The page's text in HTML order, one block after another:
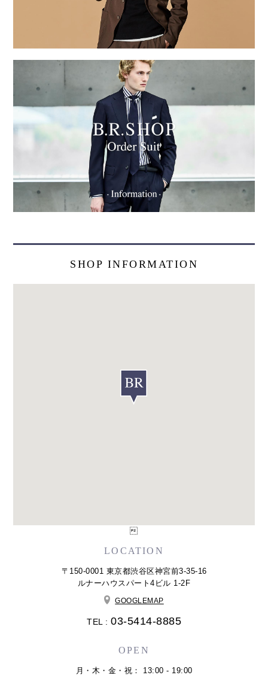
SHOP INFORMATION
LOCATION
〒150-0001 東京都渋谷区神宮前3-35-16
ルナーハウスパート4ビル 1-2F
GOOGLEMAP
TEL : 03-5414-8885
OPEN
月・木・金・祝： 13:00 - 19:00